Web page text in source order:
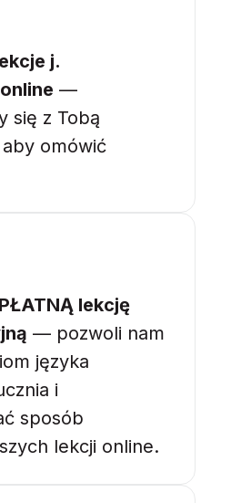
j.
—
się z Tobą
aby omówić
lekcję
— pozwoli nam
języka
i
sposób
lekcji online.